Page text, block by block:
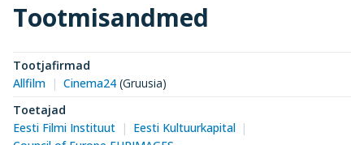
Tootmisandmed
Tootjafirmad
Allfilm
Cinema24(Gruusia)
Toetajad
Eesti Filmi Instituut
Eesti Kultuurkapital